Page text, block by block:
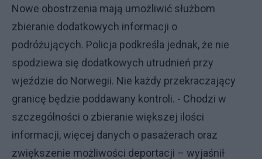
Nowe obostrzenia mają umożliwić służbom
zbieranie dodatkowych informacji o
podróżujących. Policja podkreśla jednak, że nie
spodziewa się dodatkowych utrudnień przy
wjeździe do Norwegii. Nie każdy przekraczający
granicę będzie poddawany kontroli. - Chodzi w
szczególności o zbieranie większej ilości
informacji, więcej danych o pasażerach oraz
zwiększenie możliwości deportacji – wyjaśnił